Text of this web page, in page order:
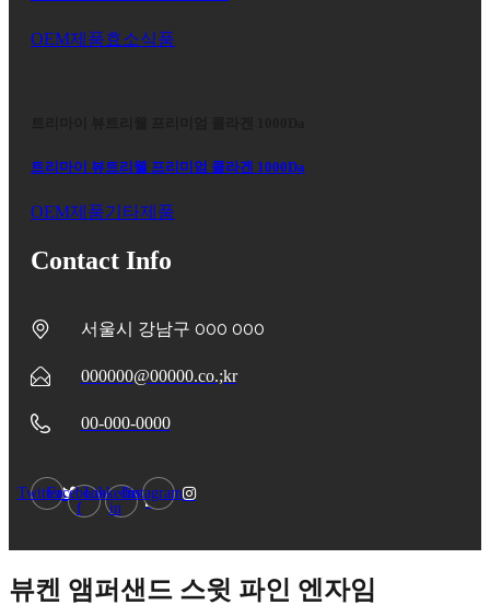
OEM제품효소식품
트리마이 뷰트리웰 프리미엄 콜라겐 1000Da
OEM제품기타제품
Contact Info
서울시 강남구 000 000
000000@00000.co.;kr
00-000-0000
TwitterFacebook-
f
Linkedin-
in
Instagram
뷰켄 앰퍼샌드 스윗 파인 엔자임